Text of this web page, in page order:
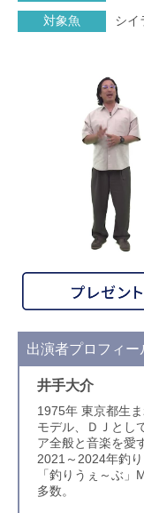
対象魚 シイ
出演者プロフィー
井手大介
1975年 東京都生ま
モデル、ＤＪとし
ア全般と音楽を愛
2021～2024年釣
「釣りうぇ～ぶ
多数。